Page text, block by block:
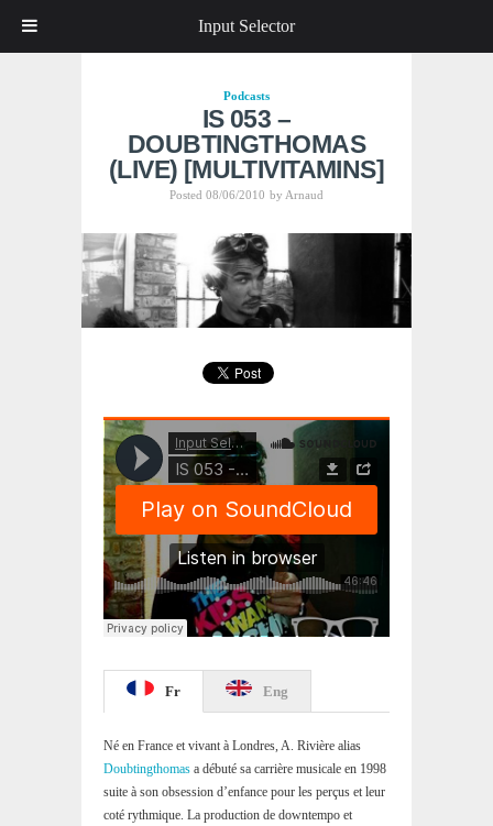
Podcasts
IS 053 –
DOUBTINGTHOMAS
(LIVE) [MULTIVITAMINS]
Posted 08/06/2010 by Arnaud
Fr Eng
Né en France et vivant à Londres, A. Rivière alias
Doubtingthomas a débuté sa carrière musicale en 1998
suite à son obsession d’enfance pour les perçus et leur
coté rythmique. La production de downtempo et
Input Selector